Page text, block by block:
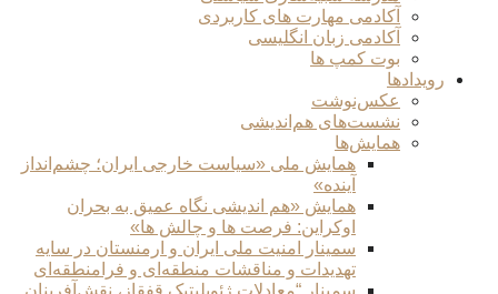
آکادمی مهارت های کاربردی
آکادمی زبان انگلیسی
بوت کمپ ها
رویدادها
عکس‌نوشت
نشست‌های هم‌اندیشی
همایش‌ها
همایش ملی «سیاست خارجی ایران؛ چشم‌انداز
آینده»
همایش «هم اندیشی نگاه عمیق به بحران
اوکراین: فرصت ها و چالش ها»
سمینار امنیت ملی ایران و ارمنستان در سایه
تهدیدات و مناقشات منطقه‌ای و فرامنطقه‌ای
سمینار “معادلات ژئوپلیتیک قفقاز، نقش‌آفرینان